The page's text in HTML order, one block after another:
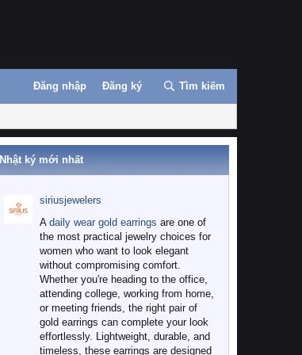
Đăng nhập Đăng ký Tìm kiếm
Nhật ký mới nhất
siriusjewelers
A daily wear gold earrings are one of
the most practical jewelry choices for
women who want to look elegant
without compromising comfort.
Whether you're heading to the office,
attending college, working from home,
or meeting friends, the right pair of
gold earrings can complete your look
effortlessly. Lightweight, durable, and
timeless, these earrings are designed